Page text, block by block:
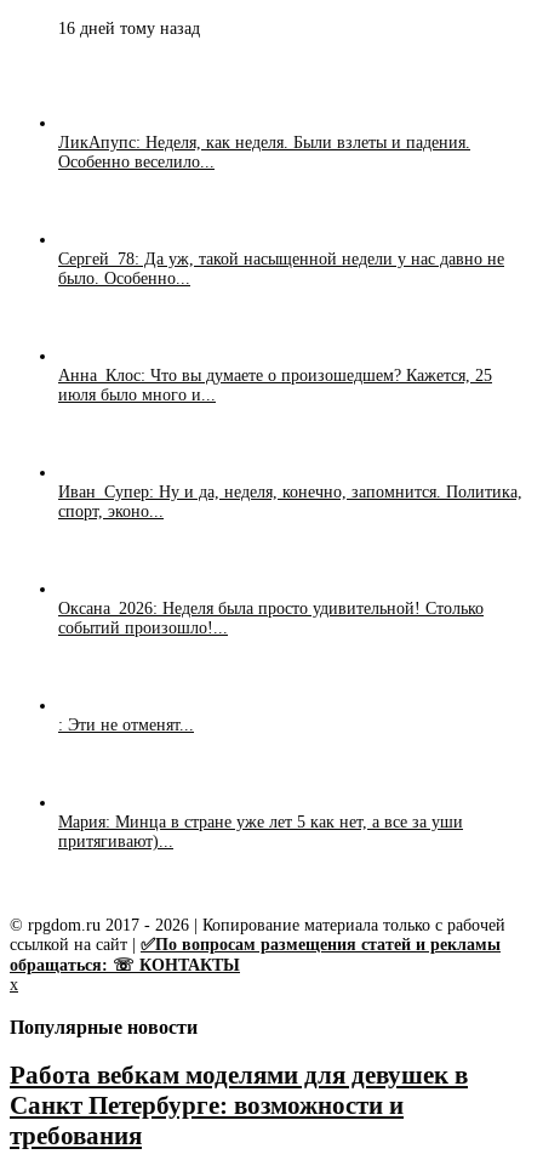
16 дней тому назад
ЛикАпупс: Неделя, как неделя. Были взлеты и падения.
Особенно веселило...
Сергей_78: Да уж, такой насыщенной недели у нас давно не
было. Особенно...
Анна_Клос: Что вы думаете о произошедшем? Кажется, 25
июля было много и...
Иван_Супер: Ну и да, неделя, конечно, запомнится. Политика,
спорт, эконо...
Оксана_2026: Неделя была просто удивительной! Столько
событий произошло!...
: Эти не отменят...
Мария: Минца в стране уже лет 5 как нет, а все за уши
притягивают)...
© rpgdom.ru 2017 - 2026 | Копирование материала только с рабочей
ссылкой на сайт | ✅По вопросам размещения статей и рекламы
обращаться: ☏ КОНТАКТЫ
x
Популярные новости
Работа вебкам моделями для девушек в
Санкт Петербурге: возможности и
требования